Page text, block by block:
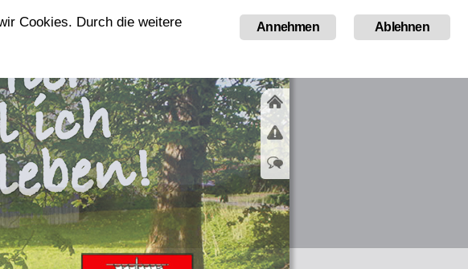
Vereine Tourismus Ablehnen
Annehmen
Cookies. Durch die weitere